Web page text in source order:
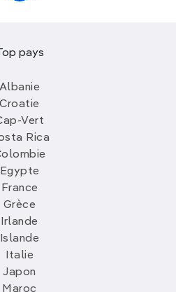
pays
Albanie
Croatie
Vert
Rica
Egypte
France
Grèce
Irlande
Islande
Italie
Japon
Maroc